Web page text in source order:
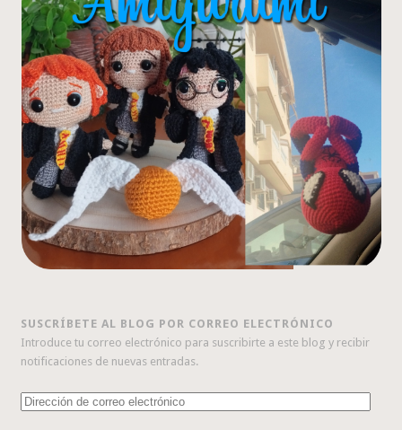
SUSCRÍBETE AL BLOG POR CORREO ELECTRÓNICO
Introduce tu correo electrónico para suscribirte a este blog y recibir
notificaciones de nuevas entradas.
Dirección